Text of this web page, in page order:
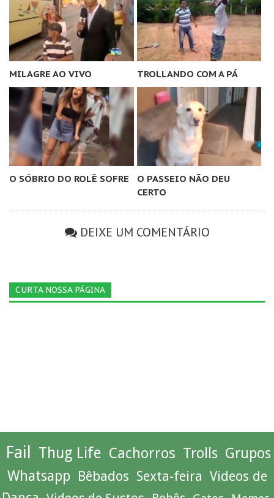
MILAGRE AO VIVO TROLLANDO COM A PÁ
O SÓBRIO DO ROLÊ SOFRE
O PASSEIO NÃO DEU
CERTO
DEIXE UM COMENTÁRIO
CURTA NOSSA PÁGINA
Fail Thug Life Cachorros Trolls Grupos
Whatsapp Bêbados Sexta-feira Videos de